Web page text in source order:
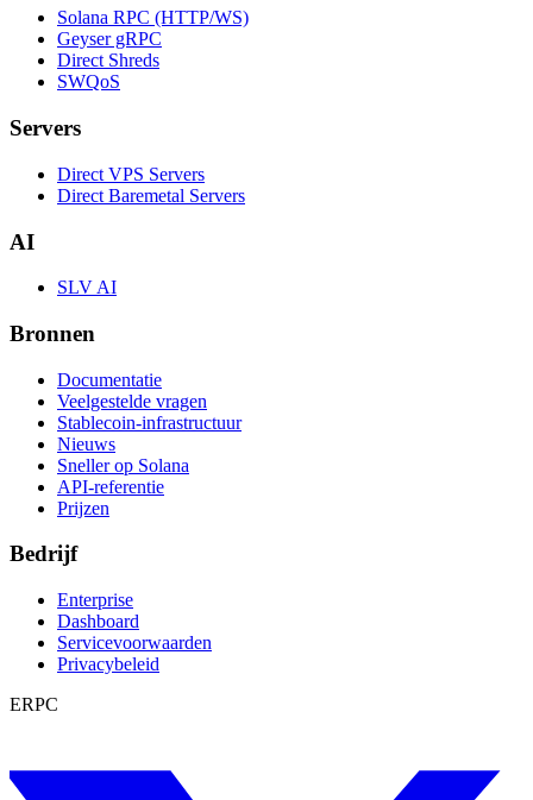
Solana RPC (HTTP/WS)
Geyser gRPC
Direct Shreds
SWQoS
Servers
Direct VPS Servers
Direct Baremetal Servers
AI
SLV AI
Bronnen
Documentatie
Veelgestelde vragen
Stablecoin-infrastructuur
Nieuws
Sneller op Solana
API-referentie
Prijzen
Bedrijf
Enterprise
Dashboard
Servicevoorwaarden
Privacybeleid
ERPC